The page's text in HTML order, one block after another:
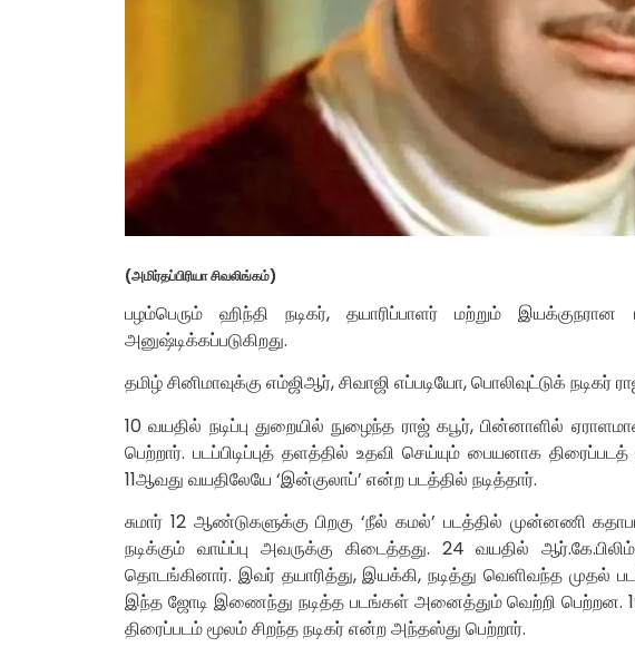
(அமிர்தப்பிரியா சிவலிங்கம்)
பழம்பெரும் ஹிந்தி நடிகர், தயாரிப்பாளர் மற்றும்
அனுஷ்டிக்கப்படுகிறது.
தமிழ் சினிமாவுக்கு எம்ஜிஆர், சிவாஜி எப்படியோ, பொலிவுட்டுக் நடிகர்
10 வயதில் நடிப்பு துறையில் நுழைந்த ராஜ் கபூர், பின்னாளில்
பெற்றார். படப்பிடிப்புத் தளத்தில் உதவி செய்யும் பையனாக
11ஆவது வயதிலேயே ‘இன்குலாப்’ என்ற படத்தில் நடித்தார்.
சுமார் 12 ஆண்டுகளுக்கு பிறகு ‘நீல் கமல்’ படத்தில் முன்னணி
நடிக்கும் வாய்ப்பு அவருக்கு கிடைத்தது. 24 வயதில்
தொடங்கினார். இவர் தயாரித்து, இயக்கி, நடித்து வெளிவந்த முதல்
இந்த ஜோடி இணைந்து நடித்த படங்கள் அனைத்தும் வெற்றி பெற்றன.
திரைப்படம் மூலம் சிறந்த நடிகர் என்ற அந்தஸ்து பெற்றார்.